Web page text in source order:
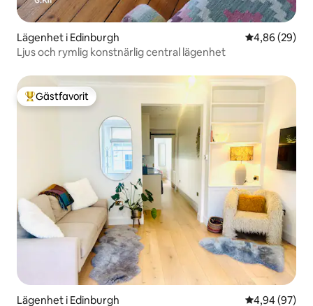
Lägenhet i Edinburgh 4,86 av 5 i
4,86 (29)
Ljus och rymlig konstnärlig central lägenhet
Populär gästfavorit
Gästfavorit
Lägenhet i Edinburgh 4,94 av 5 i
4,94 (97)